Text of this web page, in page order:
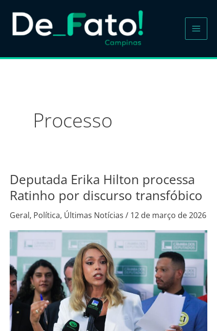
para
Processo
Deputada Erika Hilton processa
Ratinho por discurso transfóbico
Geral, Política, Últimas Notícias / 12 de março de 2026
Deputada
Erika
Hilton
processa
Ratinho
discurso
transfóbico